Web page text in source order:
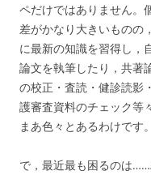
ペだけではありません。
差がかなり大きいものの
に最新の知識を習得し，
論文を執筆したり，共著
の校正・査読・健診読影
護審査資料のチェック等
まあ色々とあるわけです。
で，最近最も困るのは